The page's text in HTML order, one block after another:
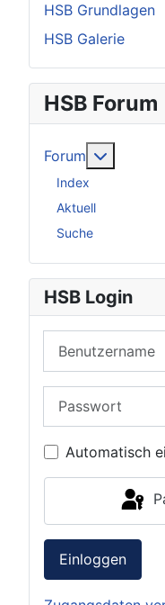
HSB Grundlagen
HSB Galerie
HSB Forum
Forum
Index
Aktuell
Suche
HSB Login
Automatisch
Einloggen